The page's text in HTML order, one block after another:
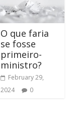
O que faria
se fosse
primeiro-
ministro?
February 29,
2024
0